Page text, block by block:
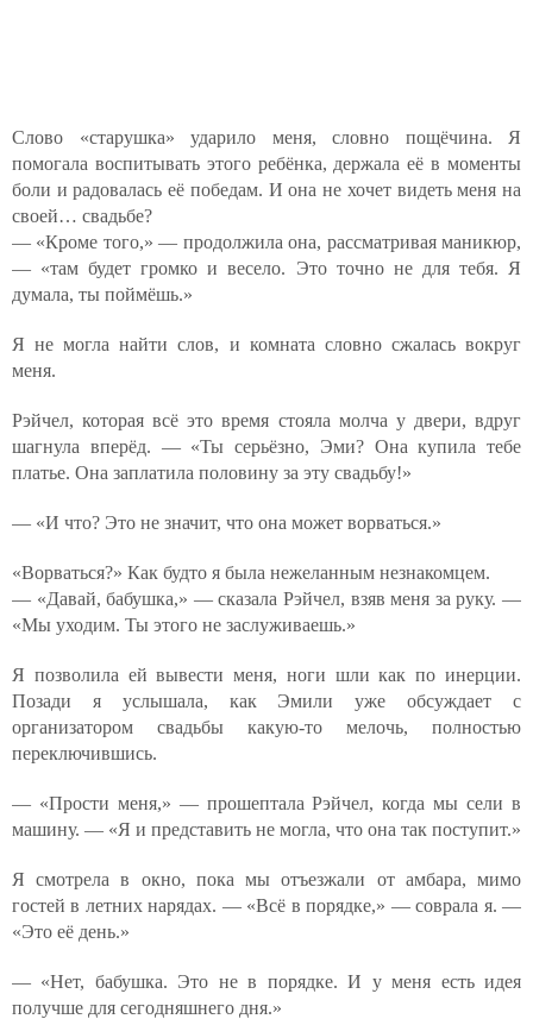
Слово «старушка» ударило меня, словно пощёчина. Я
помогала воспитывать этого ребёнка, держала её в моменты
боли и радовалась её победам. И она не хочет видеть меня на
своей… свадьбе?
— «Кроме того,» — продолжила она, рассматривая маникюр,
— «там будет громко и весело. Это точно не для тебя. Я
думала, ты поймёшь.»
Я не могла найти слов, и комната словно сжалась вокруг
меня.
Рэйчел, которая всё это время стояла молча у двери, вдруг
шагнула вперёд. — «Ты серьёзно, Эми? Она купила тебе
платье. Она заплатила половину за эту свадьбу!»
— «И что? Это не значит, что она может ворваться.»
«Ворваться?» Как будто я была нежеланным незнакомцем.
— «Давай, бабушка,» — сказала Рэйчел, взяв меня за руку. —
«Мы уходим. Ты этого не заслуживаешь.»
Я позволила ей вывести меня, ноги шли как по инерции.
Позади я услышала, как Эмили уже обсуждает с
организатором свадьбы какую-то мелочь, полностью
переключившись.
— «Прости меня,» — прошептала Рэйчел, когда мы сели в
машину. — «Я и представить не могла, что она так поступит.»
Я смотрела в окно, пока мы отъезжали от амбара, мимо
гостей в летних нарядах. — «Всё в порядке,» — соврала я. —
«Это её день.»
— «Нет, бабушка. Это не в порядке. И у меня есть идея
получше для сегодняшнего дня.»